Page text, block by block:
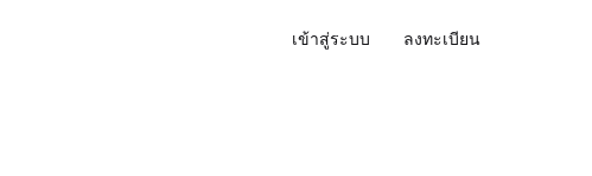
เข้าสู่ระบบ ลงทะเบียน